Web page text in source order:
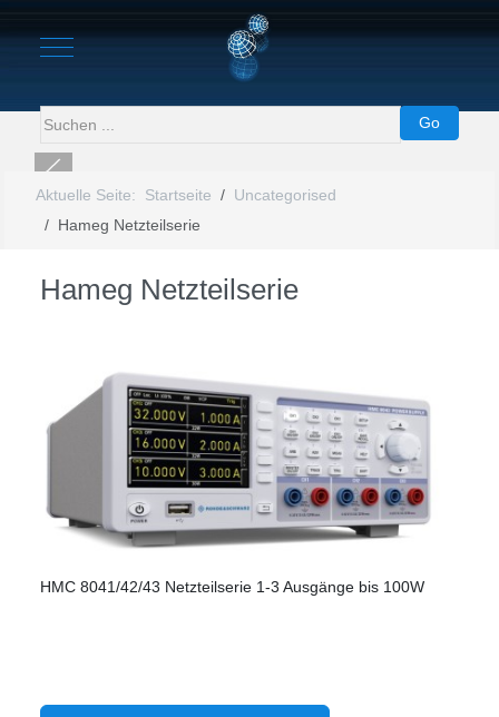
Mobile Menu Toggle
Go
/homepages/44/d107556066/htdocs/Maerz26/modules/
Aktuelle Seite: Startseite
Uncategorised
Hameg Netzteilserie
Hameg Netzteilserie
HMC 8041/42/43 Netzteilserie 1-3 Ausgänge bis 100W